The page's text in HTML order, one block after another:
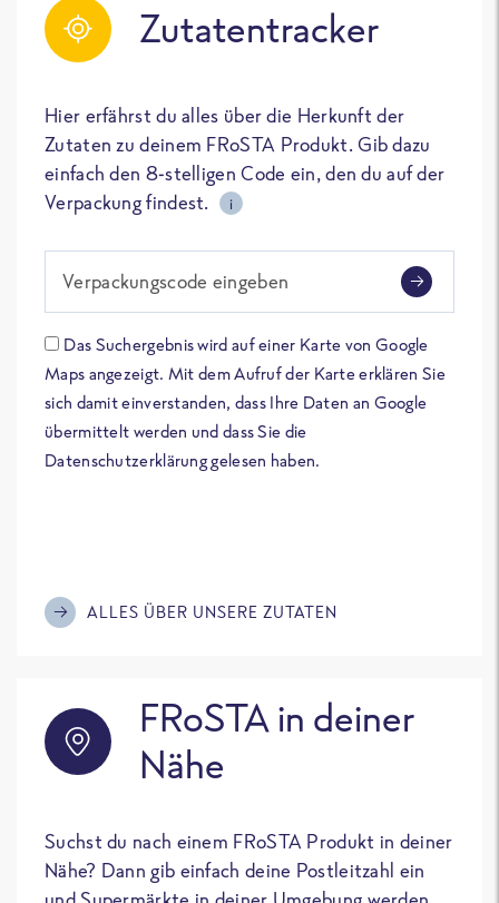
Zutatentracker
Hier erfährst du alles über die Herkunft der
Zutaten zu deinem FRoSTA Produkt. Gib dazu
einfach den 8-stelligen Code ein, den du auf der
Verpackung findest.
i
Verpackungscode eingeben
Das Suchergebnis wird auf einer Karte von Google
Maps angezeigt. Mit dem Aufruf der Karte erklären Sie
sich damit einverstanden, dass Ihre Daten an Google
übermittelt werden und dass Sie die
Datenschutzerklärung gelesen haben.
ALLES ÜBER UNSERE ZUTATEN
FRoSTA in deiner
Nähe
Suchst du nach einem FRoSTA Produkt in deiner
Nähe? Dann gib einfach deine Postleitzahl ein